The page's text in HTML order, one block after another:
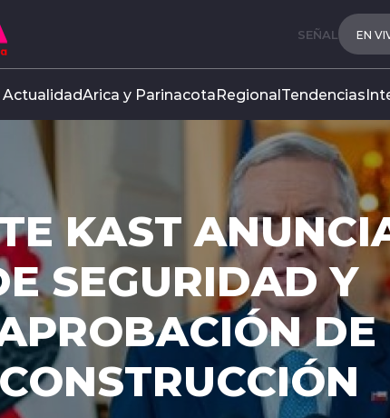
SEÑAL EN
ActualidadArica y ParinacotaRegionalTendencias
KAST
SEGURIDAD Y